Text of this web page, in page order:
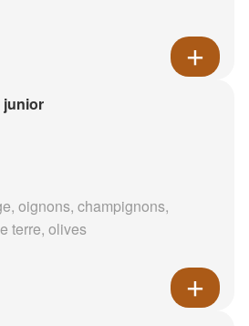
junior
oignons, champignons,
terre, olives